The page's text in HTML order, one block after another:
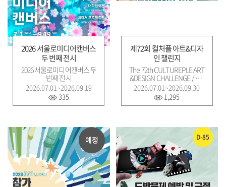
2026 서울로미디어캔버스
두 번째 전시
2026 서울로미디어캔버스 두
번째 전시
2026.07.01~2026.09.19
335
제72회 컬처플 아트&디자
인 챌린지
The 72th CULTUREPLE ART
&DESIGN CHALLENGE / 제7
2회 컬처플 아트&디자인 챌
린지
2026.07.01~2026.09.30
1,295
예정 D-85